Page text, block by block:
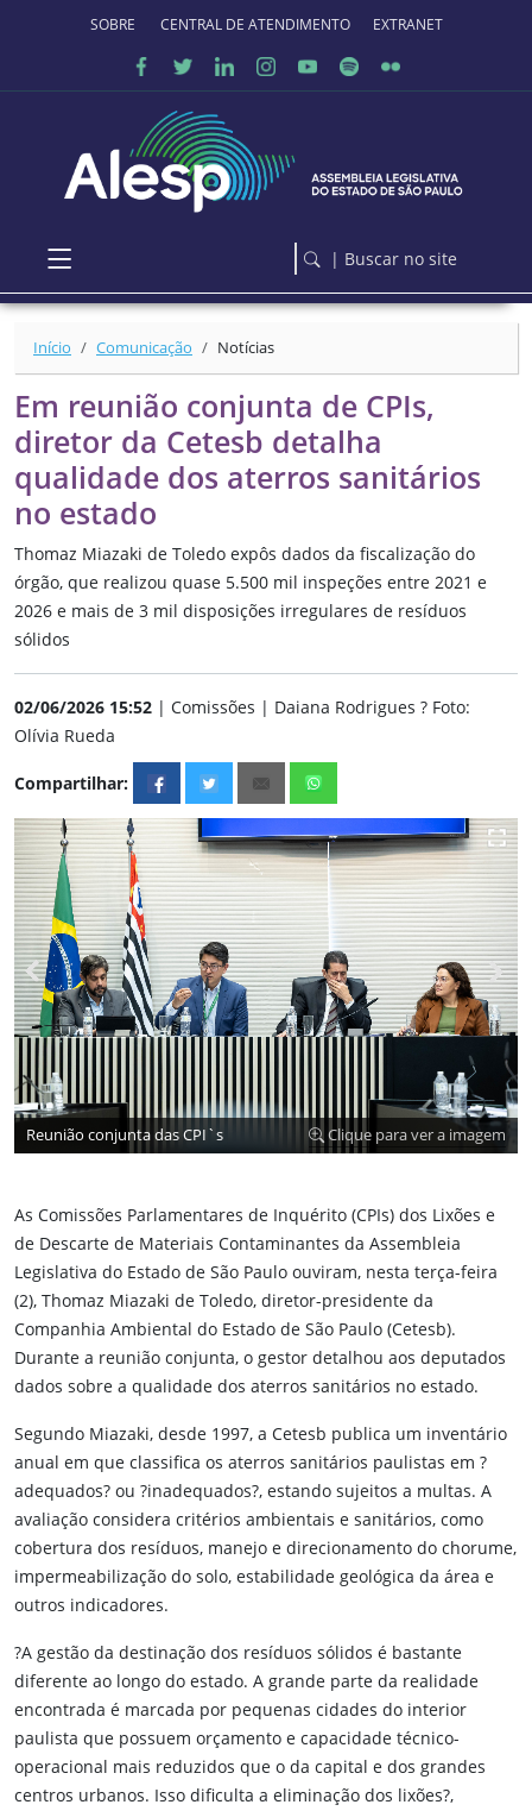
Ir para o conteúdo principal
SOBRE O PORTALCENTRAL DE ATENDIMENTO EXTRANET
| Buscar no site
Início Comunicação Notícias
Em reunião conjunta de CPIs,
diretor da Cetesb detalha
qualidade dos aterros sanitários
no estado
Thomaz Miazaki de Toledo expôs dados da fiscalização do
órgão, que realizou quase 5.500 mil inspeções entre 2021 e
2026 e mais de 3 mil disposições irregulares de resíduos
sólidos
02/06/2026 15:52 | Comissões | Daiana Rodrigues ? Foto:
Olívia Rueda
Compartilhar:
Reunião conjunta das CPI`s Clique para ver a imagem
As Comissões Parlamentares de Inquérito (CPIs) dos Lixões e
de Descarte de Materiais Contaminantes da Assembleia
Legislativa do Estado de São Paulo ouviram, nesta terça-feira
(2), Thomaz Miazaki de Toledo, diretor-presidente da
Companhia Ambiental do Estado de São Paulo (Cetesb).
Durante a reunião conjunta, o gestor detalhou aos deputados
dados sobre a qualidade dos aterros sanitários no estado.
Segundo Miazaki, desde 1997, a Cetesb publica um inventário
anual em que classifica os aterros sanitários paulistas em ?
adequados? ou ?inadequados?, estando sujeitos a multas. A
avaliação considera critérios ambientais e sanitários, como
cobertura dos resíduos, manejo e direcionamento do chorume,
impermeabilização do solo, estabilidade geológica da área e
outros indicadores.
?A gestão da destinação dos resíduos sólidos é bastante
diferente ao longo do estado. A grande parte da realidade
encontrada é marcada por pequenas cidades do interior
paulista que possuem orçamento e capacidade técnico-
operacional mais reduzidos que o da capital e dos grandes
centros urbanos. Isso dificulta a eliminação dos lixões?,